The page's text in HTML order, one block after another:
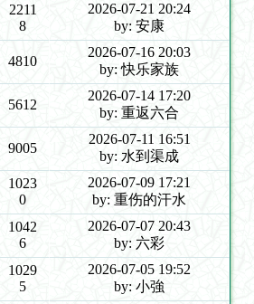
2211
8
2026-07-21 20:24
by: 安康
4810
2026-07-16 20:03
by: 快乐家族
5612
2026-07-14 17:20
by: 重返六合
9005
2026-07-11 16:51
by: 水到渠成
1023
0
2026-07-09 17:21
by: 重伤的汗水
1042
6
2026-07-07 20:43
by: 六彩
1029
5
2026-07-05 19:52
by: 小強